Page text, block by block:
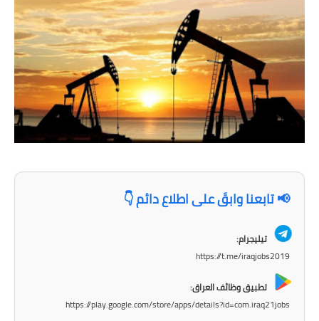
المرحلة الاعدادية
ملازم دراسية
المرحلة الابتدائية
المرحلة المتوسطة
المرحلة الاعدادية
دروس
المرحلة الابتدائية
مواضيع انشاء
📢 تابعنا وابقَ على اطلاع دائم 👇
تيليجرام:
https://t.me/iraqjobs2019
تطبيق وظائف العراق:
https://play.google.com/store/apps/details?id=com.iraq21jobs